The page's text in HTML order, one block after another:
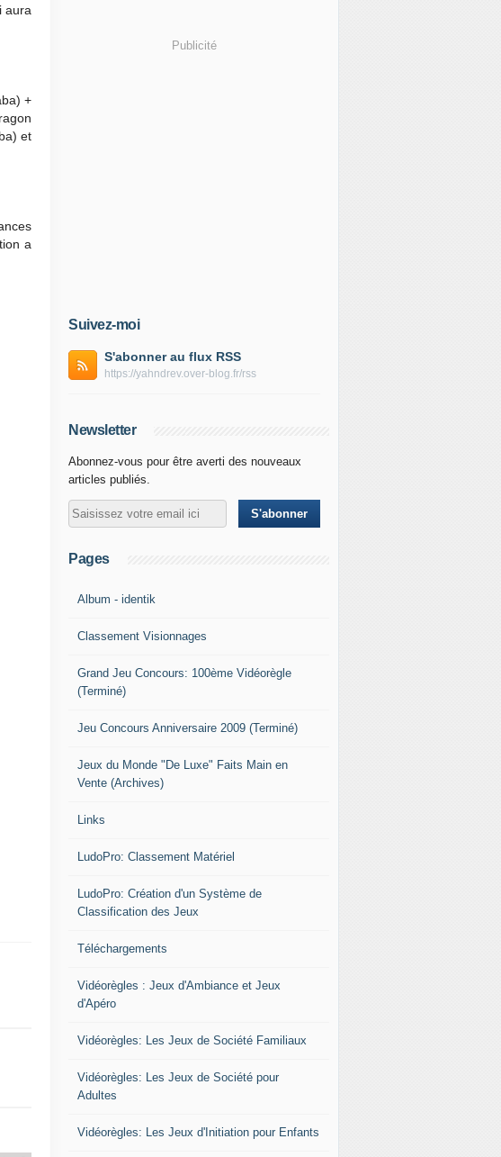
aura
+
et
a
Publicité
Suivez-moi
S'abonner au flux RSS
https://yahndrev.over-blog.fr/rss
Newsletter
Abonnez-vous pour être averti des nouveaux
articles publiés.
Pages
Album - identik
Classement Visionnages
Grand Jeu Concours: 100ème Vidéorègle
(Terminé)
Jeu Concours Anniversaire 2009 (Terminé)
Jeux du Monde "De Luxe" Faits Main en
Vente (Archives)
Links
LudoPro: Classement Matériel
LudoPro: Création d'un Système de
Classification des Jeux
Téléchargements
Vidéorègles : Jeux d'Ambiance et Jeux
d'Apéro
Vidéorègles: Les Jeux de Société Familiaux
Vidéorègles: Les Jeux de Société pour
Adultes
Vidéorègles: Les Jeux d'Initiation pour Enfants